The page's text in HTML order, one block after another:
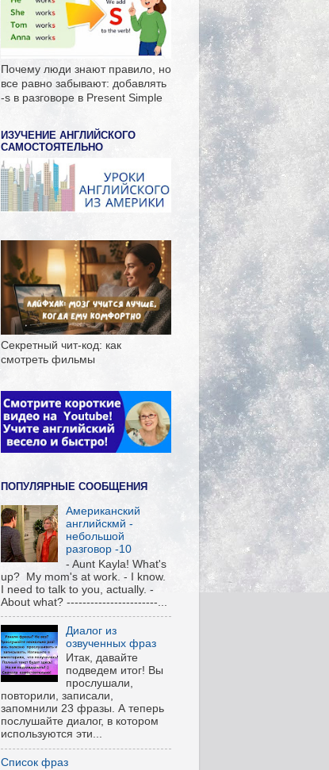
Почему люди знают правило, но
все равно забывают: добавлять
-s в разговоре в Present Simple
ИЗУЧЕНИЕ АНГЛИЙСКОГО
САМОСТОЯТЕЛЬНО
Секретный чит-код: как
смотреть фильмы
ПОПУЛЯРНЫЕ СООБЩЕНИЯ
Американский
английскмй -
небольшой
разговор -10
- Aunt Kayla! What's
up? My mom's at work. - I know.
I need to talk to you, actually. -
About what? -----------------------...
Диалог из
озвученных фраз
Итак, давайте
подведем итог! Вы
прослушали,
повторили, записали,
запомнили 23 фразы. А теперь
послушайте диалог, в котором
используются эти...
Список фраз